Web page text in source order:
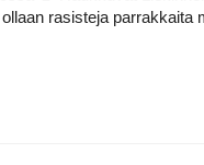
rasisteja parrakkaita